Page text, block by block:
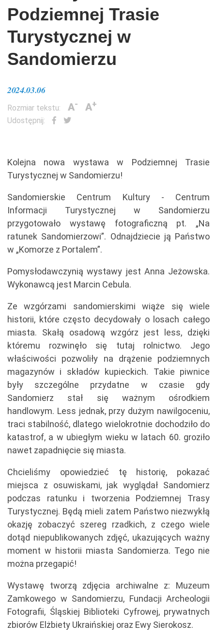
Podziemnej Trasie
Turystycznej w
Sandomierzu
2024.03.06
Rozmiar tekstu: A- A+
Udostępnij:
Kolejna nowa wystawa w Podziemnej Trasie
Turystycznej w Sandomierzu!
Sandomierskie Centrum Kultury - Centrum
Informacji Turystycznej w Sandomierzu
przygotowało wystawę fotograficzną pt. „Na
ratunek Sandomierzowi”. Odnajdziecie ją Państwo
w „Komorze z Portalem”.
Pomysłodawczynią wystawy jest Anna Jeżowska.
Wykonawcą jest Marcin Cebula.
Ze wzgórzami sandomierskimi wiąże się wiele
historii, które często decydowały o losach całego
miasta. Skałą osadową wzgórz jest less, dzięki
któremu rozwinęło się tutaj rolnictwo. Jego
właściwości pozwoliły na drążenie podziemnych
magazynów i składów kupieckich. Takie piwnice
były szczególne przydatne w czasie gdy
Sandomierz stał się ważnym ośrodkiem
handlowym. Less jednak, przy dużym nawilgoceniu,
traci stabilność, dlatego wielokrotnie dochodziło do
katastrof, a w ubiegłym wieku w latach 60. groziło
nawet zapadnięcie się miasta.
Chcieliśmy opowiedzieć tę historię, pokazać
miejsca z osuwiskami, jak wyglądał Sandomierz
podczas ratunku i tworzenia Podziemnej Trasy
Turystycznej. Będą mieli zatem Państwo niezwykłą
okazję zobaczyć szereg rzadkich, z czego wiele
dotąd niepublikowanych zdjęć, ukazujących ważny
moment w historii miasta Sandomierza. Tego nie
można przegapić!
Wystawę tworzą zdjęcia archiwalne z: Muzeum
Zamkowego w Sandomierzu, Fundacji Archeologii
Fotografii, Śląskiej Biblioteki Cyfrowej, prywatnych
zbiorów Elżbiety Ukraińskiej oraz Ewy Sierokosz.